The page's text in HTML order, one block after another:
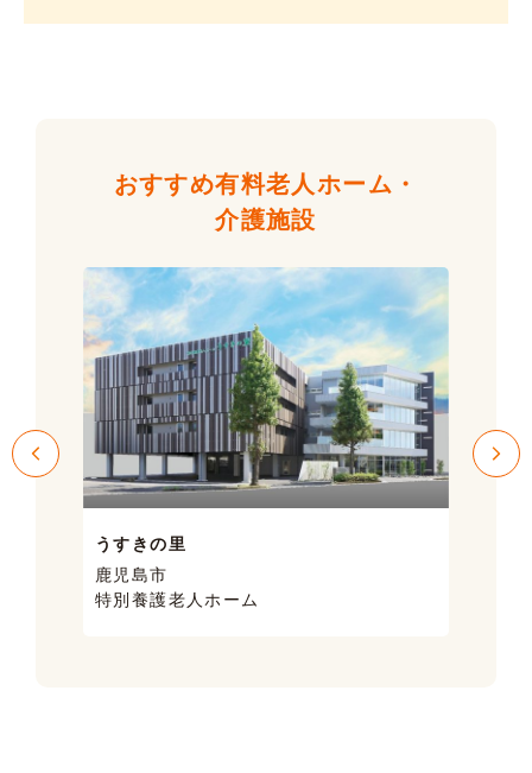
おすすめ有料老人ホーム・
介護施設
うすきの里
鹿児島市
特別養護老人ホーム